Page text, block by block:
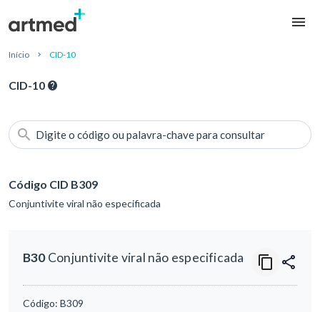
Início CID-10
CID-10
Digite o código ou palavra-chave para consultar
Código CID B309
Conjuntivite viral não especificada
B30Conjuntivite viral não especificada
Código: B309